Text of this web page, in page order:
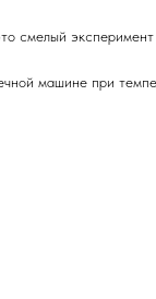
смелый
машине при